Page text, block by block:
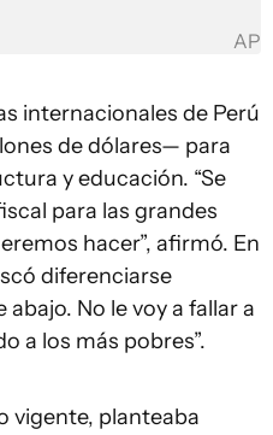
AP
internacionales de Perú
de dólares— para
y educación. “Se
para las grandes
hacer”, afirmó. En
diferenciarse
abajo. No le voy a fallar a
a los más pobres”.
vigente, planteaba